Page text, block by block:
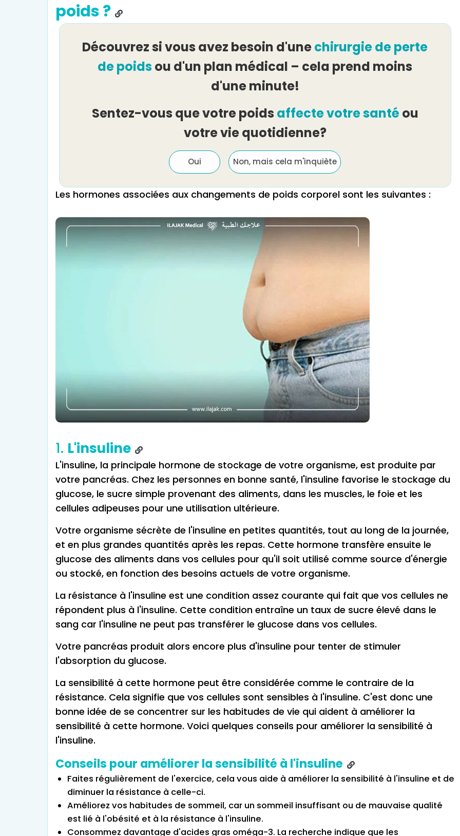
poids ?
Découvrez si vous avez besoin d'unechirurgie de perte
de poidsou d'un plan médical – cela prend moins
d'une minute!
Sentez-vous que votre poids affecte votre santé ou
votre vie quotidienne?
Oui Non, mais cela m'inquiète
Les hormones associées aux changements de poids corporel sont les suivantes :
1. L'insuline
L'insuline, la principale hormone de stockage de votre organisme, est produite par
votre pancréas. Chez les personnes en bonne santé, l'insuline favorise le stockage du
glucose, le sucre simple provenant des aliments, dans les muscles, le foie et les
cellules adipeuses pour une utilisation ultérieure.
Votre organisme sécrète de l'insuline en petites quantités, tout au long de la journée,
et en plus grandes quantités après les repas. Cette hormone transfère ensuite le
glucose des aliments dans vos cellules pour qu'il soit utilisé comme source d'énergie
ou stocké, en fonction des besoins actuels de votre organisme.
La résistance à l'insuline est une condition assez courante qui fait que vos cellules ne
répondent plus à l'insuline. Cette condition entraîne un taux de sucre élevé dans le
sang car l'insuline ne peut pas transférer le glucose dans vos cellules.
Votre pancréas produit alors encore plus d'insuline pour tenter de stimuler
l'absorption du glucose.
La sensibilité à cette hormone peut être considérée comme le contraire de la
résistance. Cela signifie que vos cellules sont sensibles à l'insuline. C'est donc une
bonne idée de se concentrer sur les habitudes de vie qui aident à améliorer la
sensibilité à cette hormone. Voici quelques conseils pour améliorer la sensibilité à
l'insuline.
Conseils pour améliorer la sensibilité à l'insuline
Faites régulièrement de l'exercice, cela vous aide à améliorer la sensibilité à l'insuline et de
diminuer la résistance à celle-ci.
Améliorez vos habitudes de sommeil, car un sommeil insuffisant ou de mauvaise qualité
est lié à l'obésité et à la résistance à l'insuline.
Consommez davantage d'acides gras oméga-3. La recherche indique que les